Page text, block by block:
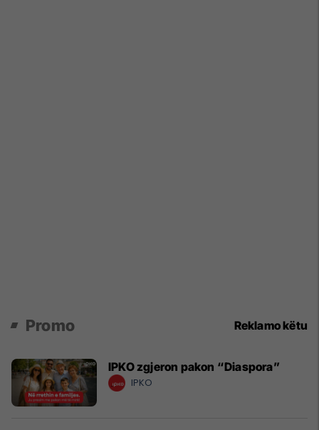
Promo Reklamo këtu
IPKO zgjeron pakon “Diaspora”
IPKO